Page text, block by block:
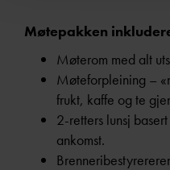
Møtepakken
Møterom med alt
Møteforpleining –
frukt, kaffe og te
2-retters lunsj
ankomst.